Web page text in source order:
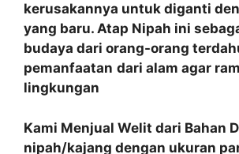
kerusakannya untuk diganti
yang baru. Atap Nipah ini
budaya dari orang-orang
pemanfaatan dari alam agar
lingkungan
Kami Menjual Welit dari Bahan
nipah/kajang dengan ukuran